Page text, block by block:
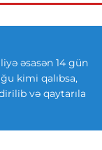
əsasən 14 gün
kimi qalıbsa,
və qaytarıla